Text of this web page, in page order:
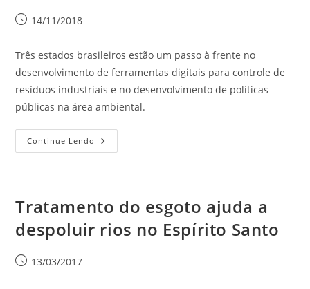
14/11/2018
Três estados brasileiros estão um passo à frente no
desenvolvimento de ferramentas digitais para controle de
resíduos industriais e no desenvolvimento de políticas
públicas na área ambiental.
Continue Lendo
Tratamento do esgoto ajuda a
despoluir rios no Espírito Santo
13/03/2017